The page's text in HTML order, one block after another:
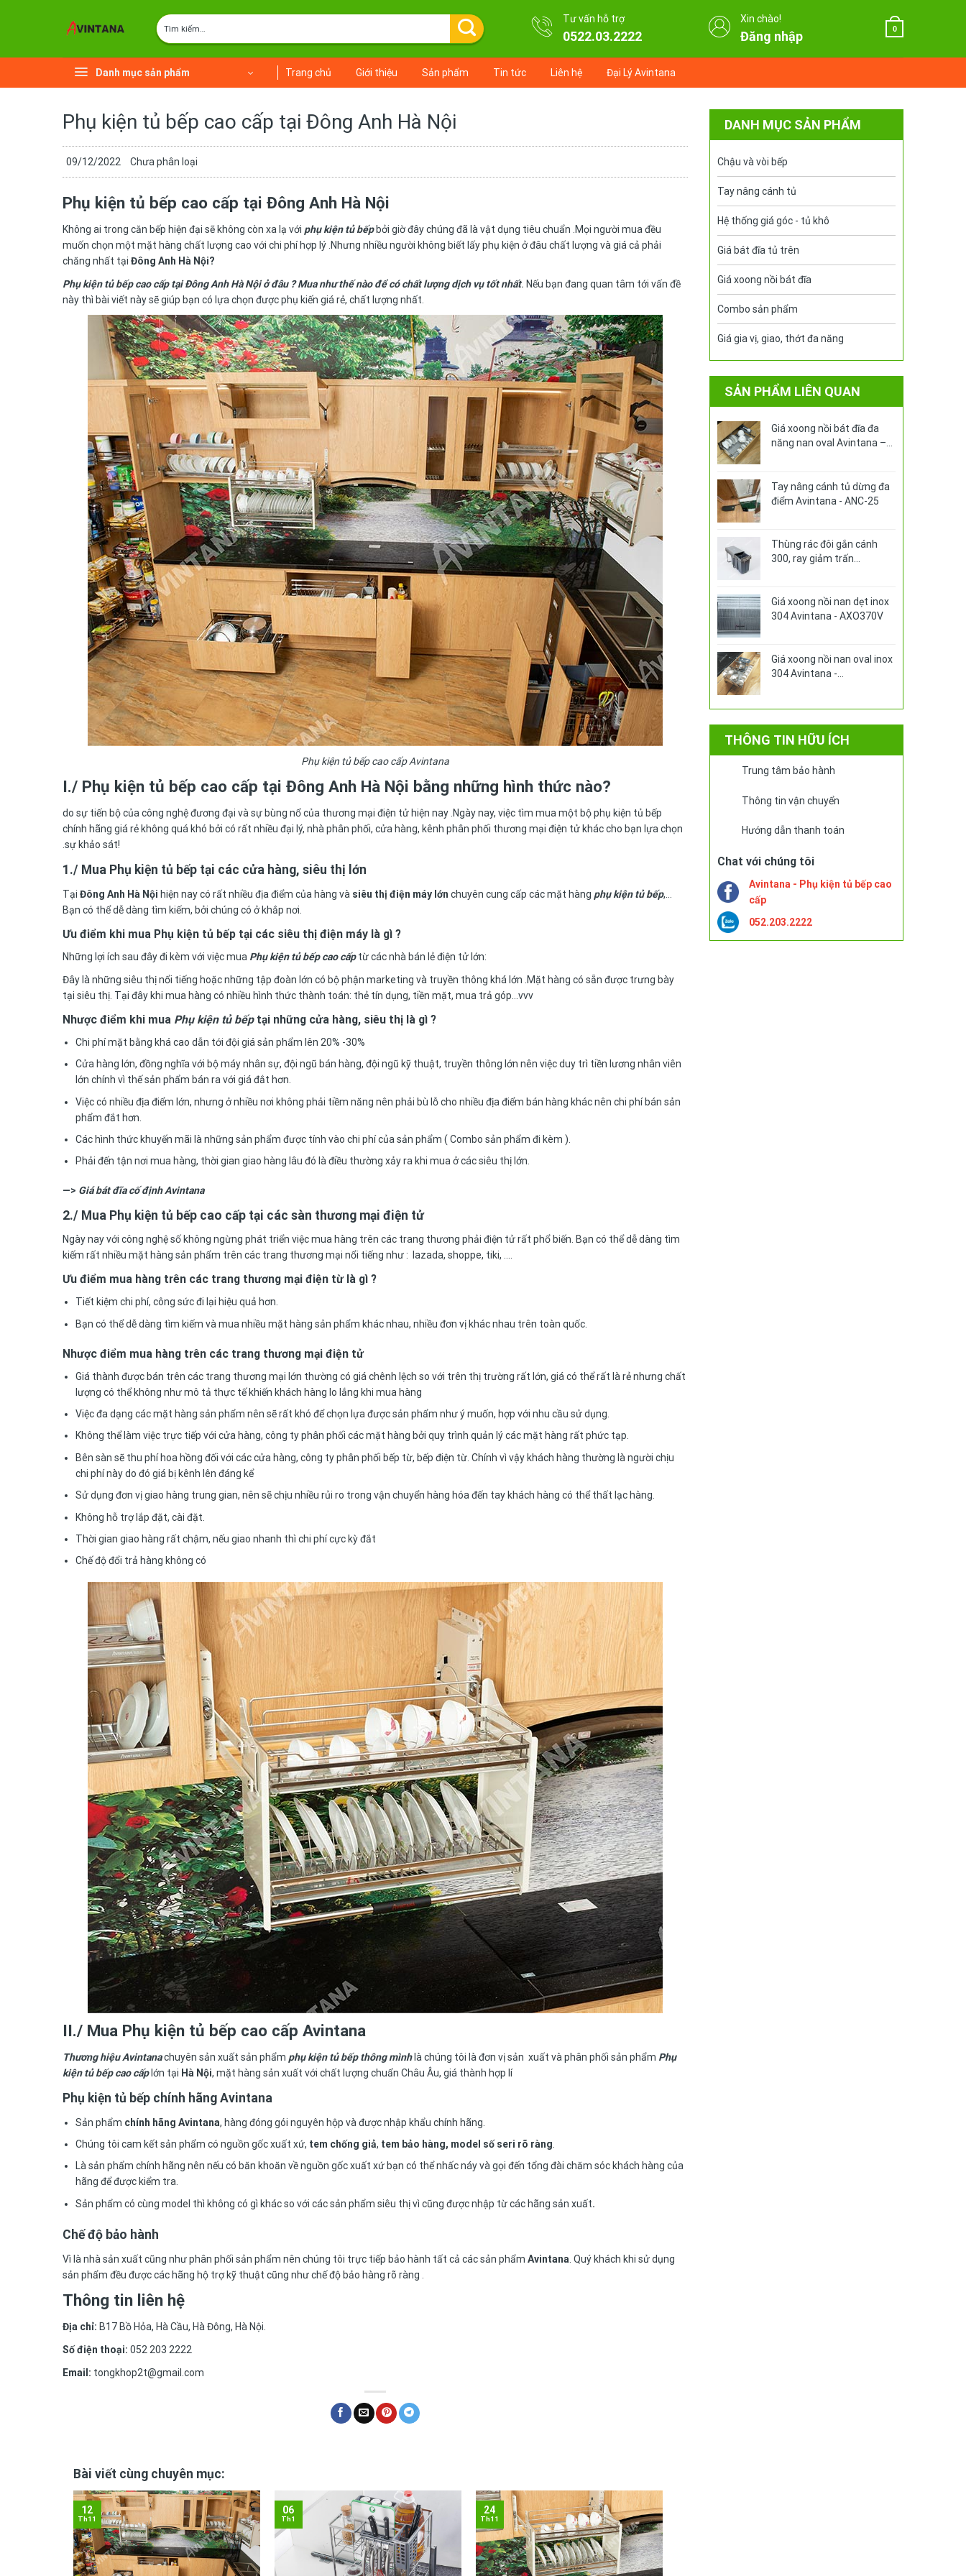
Tìm
kiếm:
Tư vấn hỗ trợ
0522.03.2222
Xin chào!
Đăng nhập
0
Danh mục sản phẩm Trang chủ Giới thiệu Sản phẩm Tin tức Liên hệ Đại Lý Avintana
Phụ kiện tủ bếp cao cấp tại Đông Anh Hà Nội
09/12/2022 Chưa phân loại
Phụ kiện tủ bếp cao cấp tại Đông Anh Hà Nội
Không ai trong căn bếp hiện đại sẽ không còn xa lạ với phụ kiện tủ bếp bởi giờ đây chúng đã là vật dụng tiêu chuẩn .Mọi người mua đều
muốn chọn một mặt hàng chất lượng cao với chi phí hợp lý .Nhưng nhiều người không biết lấy phụ kiện ở đâu chất lượng và giá cả phải
chăng nhất tại Đông Anh Hà Nội?
Phụ kiện tủ bếp cao cấp tại Đông Anh Hà Nội ở đâu ? Mua như thế nào để có chất lượng dịch vụ tốt nhất. Nếu bạn đang quan tâm tới vấn đề
này thì bài viết này sẽ giúp bạn có lựa chọn được phụ kiến giá rẻ, chất lượng nhất.
Phụ kiện tủ bếp cao cấp Avintana
I./ Phụ kiện tủ bếp cao cấp tại Đông Anh Hà Nội bằng những hình thức nào?
do sự tiến bộ của công nghệ đương đại và sự bùng nổ của thương mại điện tử hiện nay .Ngày nay, việc tìm mua một bộ phụ kiện tủ bếp
chính hãng giá rẻ không quá khó bởi có rất nhiều đại lý, nhà phân phối, cửa hàng, kênh phân phối thương mại điện tử khác cho bạn lựa chọn
.sự khảo sát!
1./ Mua Phụ kiện tủ bếp tại các cửa hàng, siêu thị lớn
Tại Đông Anh Hà Nội hiện nay có rất nhiều địa điểm của hàng và siêu thị điện máy lớn chuyên cung cấp các mặt hàng phụ kiện tủ bếp,…
Bạn có thể dễ dàng tìm kiếm, bởi chúng có ở khắp nơi.
Ưu điểm khi mua Phụ kiện tủ bếp tại các siêu thị điện máy là gì ?
Những lợi ích sau đây đi kèm với việc mua Phụ kiện tủ bếp cao cấptừ các nhà bán lẻ điện tử lớn:
Đây là những siêu thị nổi tiếng hoặc những tập đoàn lớn có bộ phận marketing và truyền thông khá lớn .Mặt hàng có sẵn được trưng bày
tại siêu thị. Tại đây khi mua hàng có nhiều hình thức thành toán: thẻ tín dụng, tiền mặt, mua trả góp…vvv
Nhược điểm khi mua Phụ kiện tủ bếptại những cửa hàng, siêu thị là gì ?
Chi phí mặt bằng khá cao dẫn tới đội giá sản phẩm lên 20% -30%
Cửa hàng lớn, đồng nghĩa với bộ máy nhân sự, đội ngũ bán hàng, đội ngũ kỹ thuật, truyền thông lớn nên việc duy trì tiền lương nhân viên
lớn chính vì thế sản phẩm bán ra với giá đắt hơn.
Việc có nhiều địa điểm lớn, nhưng ở nhiều nơi không phải tiềm năng nên phải bù lỗ cho nhiều địa điểm bán hàng khác nên chi phí bán sản
phẩm đắt hơn.
Các hình thức khuyến mãi là những sản phẩm được tính vào chi phí của sản phẩm ( Combo sản phẩm đi kèm ).
Phải đến tận nơi mua hàng, thời gian giao hàng lâu đó là điều thường xảy ra khi mua ở các siêu thị lớn.
—> Giá bát đĩa cố định Avintana
2./ Mua Phụ kiện tủ bếp cao cấp tại các sàn thương mại điện tử
Ngày nay với công nghệ số không ngừng phát triển việc mua hàng trên các trang thương phải điện tử rất phổ biến. Bạn có thể dễ dàng tìm
kiếm rất nhiều mặt hàng sản phẩm trên các trang thương mại nổi tiếng như : lazada, shoppe, tiki, ….
Ưu điểm mua hàng trên các trang thương mại điện từ là gì ?
Tiết kiệm chi phí, công sức đi lại hiệu quả hơn.
Bạn có thể dễ dàng tìm kiếm và mua nhiều mặt hàng sản phẩm khác nhau, nhiều đơn vị khác nhau trên toàn quốc.
Nhược điểm mua hàng trên các trang thương mại điện tử
Giá thành được bán trên các trang thương mại lớn thường có giá chênh lệch so với trên thị trường rất lớn, giá có thể rất là rẻ nhưng chất
lượng có thể không như mô tả thực tế khiến khách hàng lo lắng khi mua hàng
Việc đa dạng các mặt hàng sản phẩm nên sẽ rất khó để chọn lựa được sản phẩm như ý muốn, hợp với nhu cầu sử dụng.
Không thể làm việc trực tiếp với cửa hàng, công ty phân phối các mặt hàng bởi quy trình quản lý các mặt hàng rất phức tạp.
Bên sàn sẽ thu phí hoa hồng đối với các cửa hàng, công ty phân phối bếp từ, bếp điện từ. Chính vì vậy khách hàng thường là người chịu
chi phí này do đó giá bị kênh lên đáng kể
Sử dụng đơn vị giao hàng trung gian, nên sẽ chịu nhiều rủi ro trong vận chuyển hàng hóa đến tay khách hàng có thể thất lạc hàng.
Không hỗ trợ lắp đặt, cài đặt.
Thời gian giao hàng rất chậm, nếu giao nhanh thì chi phí cực kỳ đắt
Chế độ đổi trả hàng không có
II./ Mua Phụ kiện tủ bếp cao cấp Avintana
Thương hiệu Avintanachuyên sản xuất sản phẩm phụ kiện tủ bếp thông mìnhlà chúng tôi là đơn vị sản xuất và phân phối sản phẩm Phụ
kiện tủ bếp cao cấplớn tại Hà Nội, mặt hàng sản xuất với chất lượng chuẩn Châu Âu, giá thành hợp lí
Phụ kiện tủ bếp chính hãng Avintana
Sản phẩm chính hãng Avintana, hàng đóng gói nguyên hộp và được nhập khẩu chính hãng.
Chúng tôi cam kết sản phẩm có nguồn gốc xuất xứ, tem chống giả, tem bảo hàng, model số seri rõ ràng
Là sản phẩm chính hãng nên nếu có băn khoăn về nguồn gốc xuất xứ bạn có thể nhấc náy và gọi đến tổng đài chăm sóc khách hàng của
hãng để được kiểm tra.
Sản phẩm có cùng model thì không có gì khác so với các sản phẩm siêu thị vì cũng được nhập từ các hãng sản xuất.
Chế độ bảo hành
Vì là nhà sản xuất cũng như phân phối sản phẩm nên chúng tôi trực tiếp bảo hành tất cả các sản phẩm Avintana . Quý khách khi sử dụng
sản phẩm đều được các hãng hộ trợ kỹ thuật cũng như chế độ bảo hàng rõ ràng .
Thông tin liên hệ
Địa chỉ: B17 Bồ Hỏa, Hà Cầu, Hà Đông, Hà Nội.
Số điện thoại: 052 203 2222
Email: tongkhop2t@gmail.com
Bài viết cùng chuyên mục:
12
Th11
06
Th1
24
Th11
DANH MỤC SẢN PHẨM
Chậu và vòi bếp
Tay nâng cánh tủ
Hệ thống giá góc - tủ khô
Giá bát đĩa tủ trên
Giá xoong nồi bát đĩa
Combo sản phẩm
Giá gia vị, giao, thớt đa năng
SẢN PHẨM LIÊN QUAN
Giá xoong nồi bát đĩa đa
năng nan oval Avintana –
Tay nâng cánh tủ dừng đa
điểm Avintana - ANC-25
Thùng rác đôi gắn cánh
300, ray giảm trấn
Giá xoong nồi nan dẹt inox
304 Avintana - AXO370V
Giá xoong nồi nan oval inox
304 Avintana -
THÔNG TIN HỮU ÍCH
Trung tâm bảo hành
Thông tin vận chuyển
Hướng dẫn thanh toán
Chat với chúng tôi
Avintana - Phụ kiện tủ bếp cao
cấp
052.203.2222